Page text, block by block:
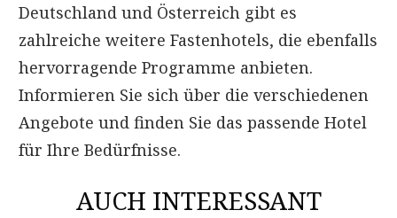
Deutschland und Österreich gibt es
zahlreiche weitere Fastenhotels, die ebenfalls
hervorragende Programme anbieten.
Informieren Sie sich über die verschiedenen
Angebote und finden Sie das passende Hotel
für Ihre Bedürfnisse.
AUCH INTERESSANT